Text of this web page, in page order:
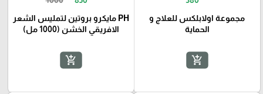
مجموعة اولابلكس للعلاج و
الحماية
add_shopping_cart
PH مايكرو بروتين لتمليس الشعر
الافريقي الخشن (1000 مل)
add_shopping_cart